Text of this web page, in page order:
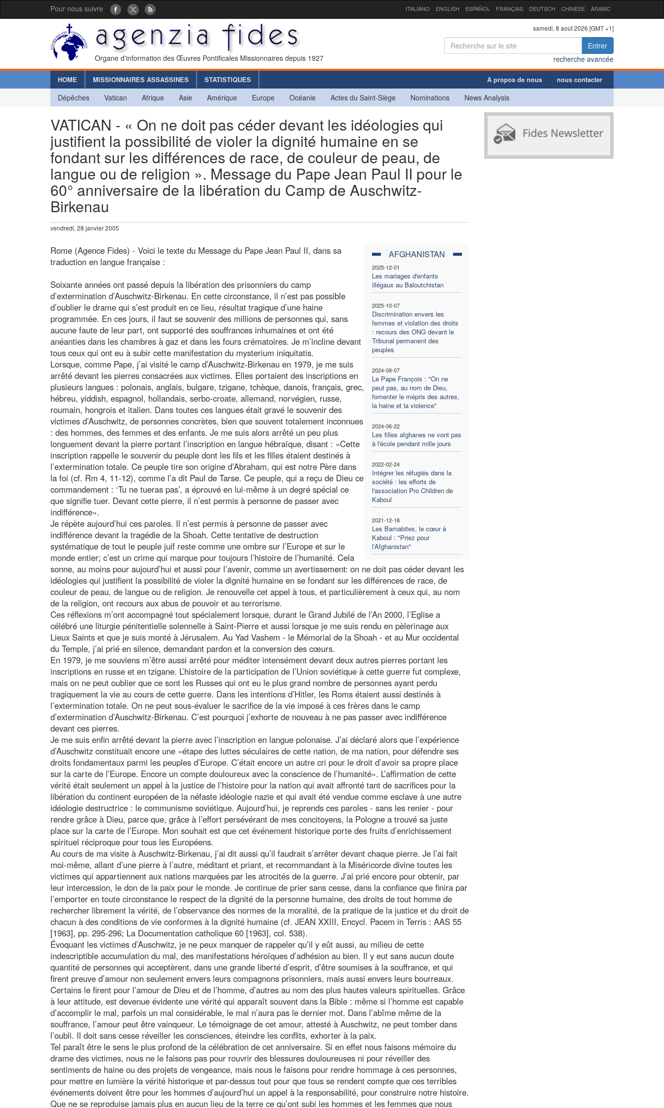
Pour nous suivre ITALIANO ENGLISH ESPAÑOL FRANÇAIS DEUTSCH CHINESE ARABIC
Organe d'information des Œuvres Pontificales Missionnaires depuis 1927
samedi, 8 août 2026 [GMT +1]
Entrer
recherche avancée
HOME MISSIONNAIRES ASSASSINES STATISTIQUES A propos de nous nous contacter
Dépêches Vatican Afrique Asie Amérique Europe Océanie Actes du Saint-Siège Nominations News Analysis
VATICAN - « On ne doit pas céder devant les idéologies qui
justifient la possibilité de violer la dignité humaine en se
fondant sur les différences de race, de couleur de peau, de
langue ou de religion ». Message du Pape Jean Paul II pour le
60° anniversaire de la libération du Camp de Auschwitz-
Birkenau
vendredi, 28 janvier 2005
AFGHANISTAN
2025-12-01
Les mariages d'enfants
illégaux au Baloutchistan
2025-10-07
Discrimination envers les
femmes et violation des droits
: recours des ONG devant le
Tribunal permanent des
peuples
2024-08-07
Le Pape François : "On ne
peut pas, au nom de Dieu,
fomenter le mépris des autres,
la haine et la violence"
2024-06-22
Les filles afghanes ne vont pas
à l'école pendant mille jours
2022-02-24
Intégrer les réfugiés dans la
société : les efforts de
l'association Pro Children de
Kaboul
2021-12-18
Les Barnabites, le cœur à
Kaboul : "Priez pour
l'Afghanistan"
Rome (Agence Fides) - Voici le texte du Message du Pape Jean Paul II, dans sa
traduction en langue française :
Soixante années ont passé depuis la libération des prisonniers du camp
d’extermination d’Auschwitz-Birkenau. En cette circonstance, il n’est pas possible
d’oublier le drame qui s’est produit en ce lieu, résultat tragique d’une haine
programmée. En ces jours, il faut se souvenir des millions de personnes qui, sans
aucune faute de leur part, ont supporté des souffrances inhumaines et ont été
anéanties dans les chambres à gaz et dans les fours crématoires. Je m’incline devant
tous ceux qui ont eu à subir cette manifestation du mysterium iniquitatis.
Lorsque, comme Pape, j’ai visité le camp d’Auschwitz-Birkenau en 1979, je me suis
arrêté devant les pierres consacrées aux victimes. Elles portaient des inscriptions en
plusieurs langues : polonais, anglais, bulgare, tzigane, tchèque, danois, français, grec,
hébreu, yiddish, espagnol, hollandais, serbo-croate, allemand, norvégien, russe,
roumain, hongrois et italien. Dans toutes ces langues était gravé le souvenir des
victimes d’Auschwitz, de personnes concrètes, bien que souvent totalement inconnues
: des hommes, des femmes et des enfants. Je me suis alors arrêté un peu plus
longuement devant la pierre portant l’inscription en langue hébraïque, disant : «Cette
inscription rappelle le souvenir du peuple dont les fils et les filles étaient destinés à
l’extermination totale. Ce peuple tire son origine d’Abraham, qui est notre Père dans
la foi (cf. Rm 4, 11-12), comme l’a dit Paul de Tarse. Ce peuple, qui a reçu de Dieu ce
commandement : ‘Tu ne tueras pas’, a éprouvé en lui-même à un degré spécial ce
que signifie tuer. Devant cette pierre, il n’est permis à personne de passer avec
indifférence».
Je répète aujourd’hui ces paroles. Il n’est permis à personne de passer avec
indifférence devant la tragédie de la Shoah. Cette tentative de destruction
systématique de tout le peuple juif reste comme une ombre sur l’Europe et sur le
monde entier; c’est un crime qui marque pour toujours l’histoire de l’humanité. Cela
sonne, au moins pour aujourd’hui et aussi pour l’avenir, comme un avertissement: on ne doit pas céder devant les
idéologies qui justifient la possibilité de violer la dignité humaine en se fondant sur les différences de race, de
couleur de peau, de langue ou de religion. Je renouvelle cet appel à tous, et particulièrement à ceux qui, au nom
de la religion, ont recours aux abus de pouvoir et au terrorisme.
Ces réflexions m’ont accompagné tout spécialement lorsque, durant le Grand Jubilé de l’An 2000, l’Eglise a
célébré une liturgie pénitentielle solennelle à Saint-Pierre et aussi lorsque je me suis rendu en pèlerinage aux
Lieux Saints et que je suis monté à Jérusalem. Au Yad Vashem - le Mémorial de la Shoah - et au Mur occidental
du Temple, j’ai prié en silence, demandant pardon et la conversion des cœurs.
En 1979, je me souviens m’être aussi arrêté pour méditer intensément devant deux autres pierres portant les
inscriptions en russe et en tzigane. L’histoire de la participation de l’Union soviétique à cette guerre fut complexe,
mais on ne peut oublier que ce sont les Russes qui ont eu le plus grand nombre de personnes ayant perdu
tragiquement la vie au cours de cette guerre. Dans les intentions d’Hitler, les Roms étaient aussi destinés à
l’extermination totale. On ne peut sous-évaluer le sacrifice de la vie imposé à ces frères dans le camp
d’extermination d’Auschwitz-Birkenau. C’est pourquoi j’exhorte de nouveau à ne pas passer avec indifférence
devant ces pierres.
Je me suis enfin arrêté devant la pierre avec l’inscription en langue polonaise. J’ai déclaré alors que l’expérience
d’Auschwitz constituait encore une «étape des luttes séculaires de cette nation, de ma nation, pour défendre ses
droits fondamentaux parmi les peuples d’Europe. C’était encore un autre cri pour le droit d’avoir sa propre place
sur la carte de l’Europe. Encore un compte douloureux avec la conscience de l’humanité». L’affirmation de cette
vérité était seulement un appel à la justice de l’histoire pour la nation qui avait affronté tant de sacrifices pour la
libération du continent européen de la néfaste idéologie nazie et qui avait été vendue comme esclave à une autre
idéologie destructrice : le communisme soviétique. Aujourd’hui, je reprends ces paroles - sans les renier - pour
rendre grâce à Dieu, parce que, grâce à l’effort persévérant de mes concitoyens, la Pologne a trouvé sa juste
place sur la carte de l’Europe. Mon souhait est que cet événement historique porte des fruits d’enrichissement
spirituel réciproque pour tous les Européens.
Au cours de ma visite à Auschwitz-Birkenau, j’ai dit aussi qu’il faudrait s’arrêter devant chaque pierre. Je l’ai fait
moi-même, allant d’une pierre à l’autre, méditant et priant, et recommandant à la Miséricorde divine toutes les
victimes qui appartiennent aux nations marquées par les atrocités de la guerre. J’ai prié encore pour obtenir, par
leur intercession, le don de la paix pour le monde. Je continue de prier sans cesse, dans la confiance que finira par
l’emporter en toute circonstance le respect de la dignité de la personne humaine, des droits de tout homme de
rechercher librement la vérité, de l’observance des normes de la moralité, de la pratique de la justice et du droit de
chacun à des conditions de vie conformes à la dignité humaine (cf. JEAN XXIII, Encycl. Pacem in Terris : AAS 55
[1963], pp. 295-296; La Documentation catholique 60 [1963], col. 538).
Évoquant les victimes d’Auschwitz, je ne peux manquer de rappeler qu’il y eût aussi, au milieu de cette
indescriptible accumulation du mal, des manifestations héroïques d’adhésion au bien. Il y eut sans aucun doute
quantité de personnes qui acceptèrent, dans une grande liberté d’esprit, d’être soumises à la souffrance, et qui
firent preuve d’amour non seulement envers leurs compagnons prisonniers, mais aussi envers leurs bourreaux.
Certains le firent pour l’amour de Dieu et de l’homme, d’autres au nom des plus hautes valeurs spirituelles. Grâce
à leur attitude, est devenue évidente une vérité qui apparaît souvent dans la Bible : même si l’homme est capable
d’accomplir le mal, parfois un mal considérable, le mal n’aura pas le dernier mot. Dans l’abîme même de la
souffrance, l’amour peut être vainqueur. Le témoignage de cet amour, attesté à Auschwitz, ne peut tomber dans
l’oubli. Il doit sans cesse réveiller les consciences, éteindre les conflits, exhorter à la paix.
Tel paraît être le sens le plus profond de la célébration de cet anniversaire. Si en effet nous faisons mémoire du
drame des victimes, nous ne le faisons pas pour rouvrir des blessures douloureuses ni pour réveiller des
sentiments de haine ou des projets de vengeance, mais nous le faisons pour rendre hommage à ces personnes,
pour mettre en lumière la vérité historique et par-dessus tout pour que tous se rendent compte que ces terribles
événements doivent être pour les hommes d’aujourd’hui un appel à la responsabilité, pour construire notre histoire.
Que ne se reproduise jamais plus en aucun lieu de la terre ce qu’ont subi les hommes et les femmes que nous